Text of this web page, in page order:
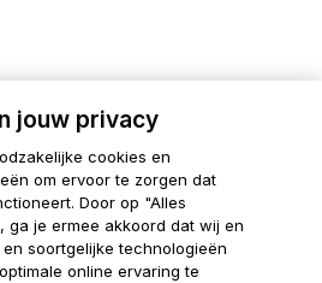
jouw privacy
cookies en
om ervoor te zorgen dat
Door op "Alles
ga je ermee akkoord dat wij en
soortgelijke technologieën
online ervaring te